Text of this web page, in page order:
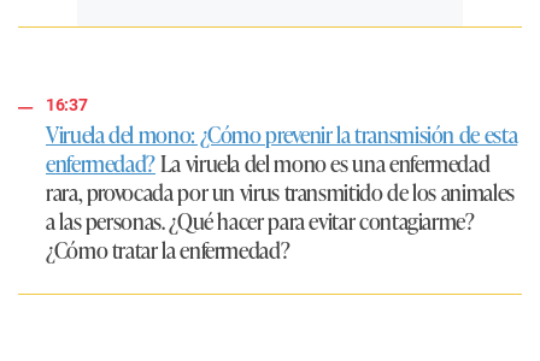
16:37
Viruela del mono: ¿Cómo prevenir la transmisión de esta
enfermedad?La viruela del mono es una enfermedad
rara, provocada por un virus transmitido de los animales
a las personas. ¿Qué hacer para evitar contagiarme?
¿Cómo tratar la enfermedad?